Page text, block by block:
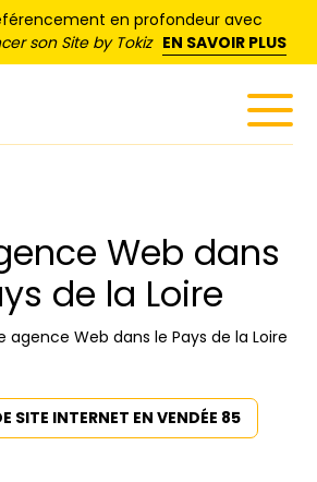
en profondeur avec
son Site by Tokiz EN SAVOIR PLUS
Web dans
de la Loire
agence Web dans le Pays de la Loire
SITE INTERNET EN VENDÉE 85
des cookies